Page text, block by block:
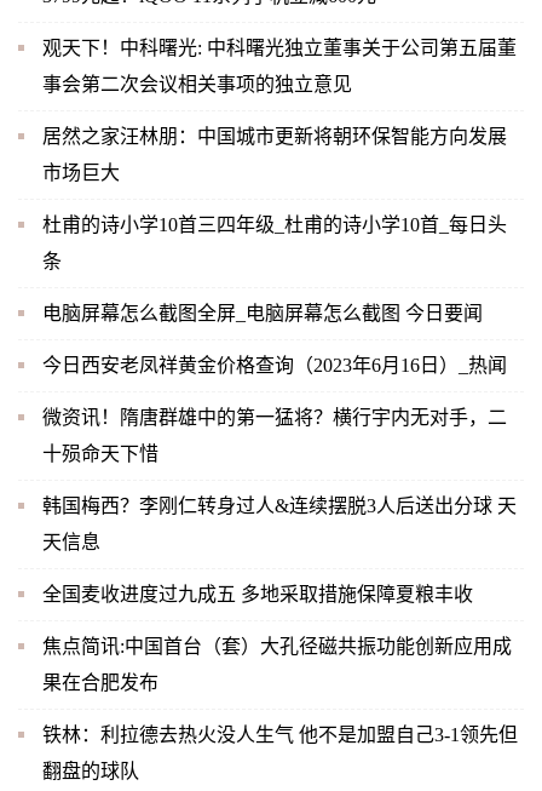
观天下！中科曙光: 中科曙光独立董事关于公司第五届董
事会第二次会议相关事项的独立意见
居然之家汪林朋：中国城市更新将朝环保智能方向发展
市场巨大
杜甫的诗小学10首三四年级_杜甫的诗小学10首_每日头
条
电脑屏幕怎么截图全屏_电脑屏幕怎么截图 今日要闻
今日西安老凤祥黄金价格查询（2023年6月16日）_热闻
微资讯！隋唐群雄中的第一猛将？横行宇内无对手，二
十殒命天下惜
韩国梅西？李刚仁转身过人&连续摆脱3人后送出分球 天
天信息
全国麦收进度过九成五 多地采取措施保障夏粮丰收
焦点简讯:中国首台（套）大孔径磁共振功能创新应用成
果在合肥发布
铁林：利拉德去热火没人生气 他不是加盟自己3-1领先但
翻盘的球队